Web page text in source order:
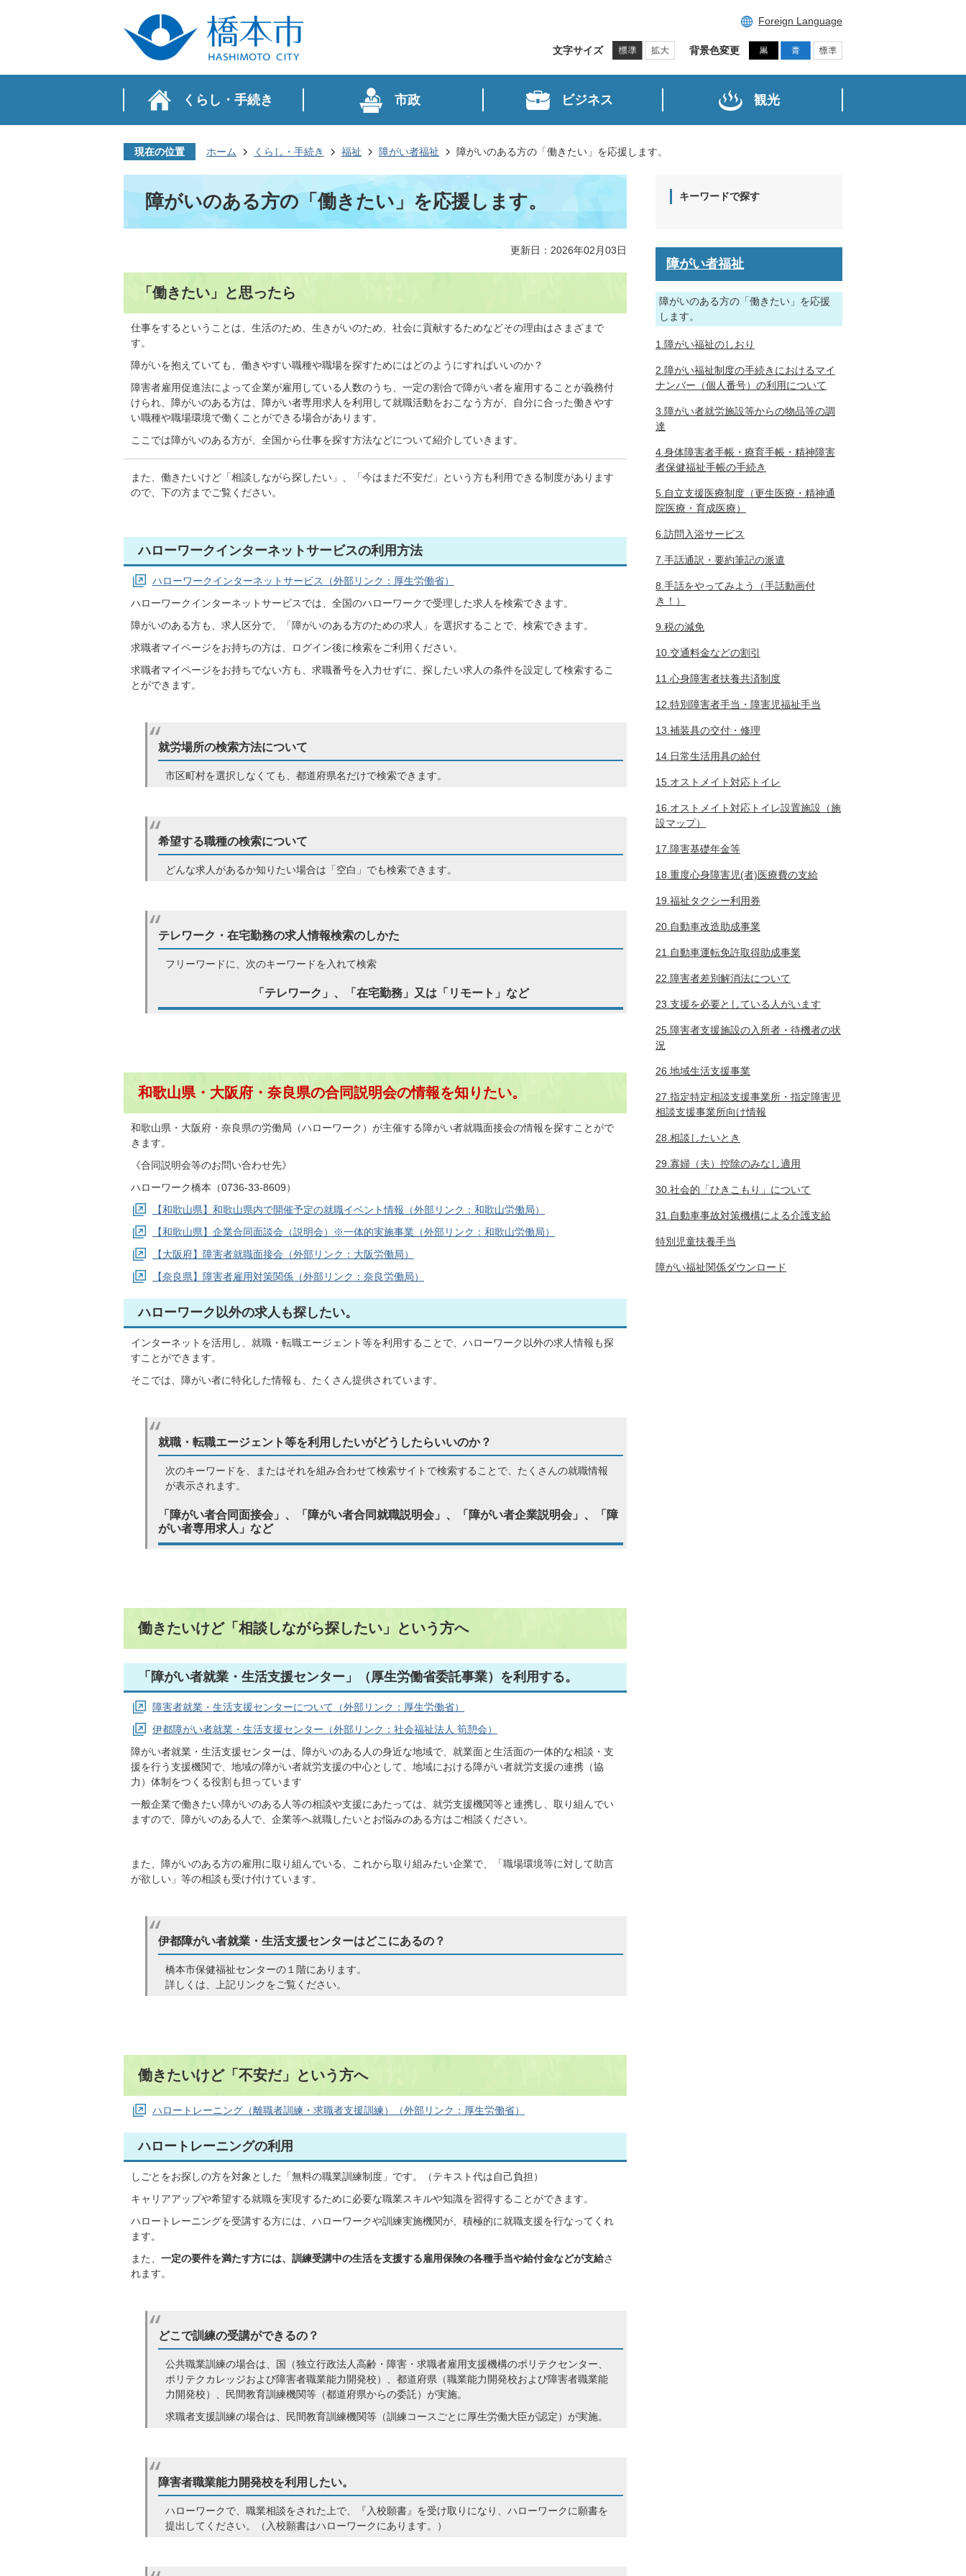
Foreign Language
文字サイズ 背景色変更
くらし・手続き 市政 ビジネス 観光
現在の位置 ホーム くらし・手続き 福祉 障がい者福祉 障がいのある方の「働きたい」を応援します。
障がいのある方の「働きたい」を応援します。
更新日：2026年02月03日
「働きたい」と思ったら
仕事をするということは、生活のため、生きがいのため、社会に貢献するためなどその理由はさまざまで
す。
障がいを抱えていても、働きやすい職種や職場を探すためにはどのようにすればいいのか？
障害者雇用促進法によって企業が雇用している人数のうち、一定の割合で障がい者を雇用することが義務付
けられ、障がいのある方は、 障がい者専用求人を利用して就職活動をおこなう方が、自分に合った働きやす
い職種や職場環境で働くことができる場合があります。
ここでは障がいのある方が、全国から仕事を探す方法などについて紹介していきます。
また、働きたいけど「相談しながら探したい」、「今はまだ不安だ」という方も利用できる制度があります
ので、下の方までご覧ください。
ハローワークインターネットサービスの利用方法
ハローワークインターネットサービス（外部リンク：厚生労働省）
ハローワークインターネットサービスでは、全国のハローワークで受理した求人を検索できます。
障がいのある方も、求人区分で、「障がいのある方のための求人」を選択することで、検索できます。
求職者マイページをお持ちの方は、ログイン後に検索をご利用ください。
求職者マイページをお持ちでない方も、求職番号を入力せずに、探したい求人の条件を設定して検索するこ
とができます。
就労場所の検索方法について
市区町村を選択しなくても、都道府県名だけで検索できます。
希望する職種の検索について
どんな求人があるか知りたい場合は「空白」でも検索できます。
テレワーク・在宅勤務の求人情報検索のしかた
フリーワードに、次のキーワードを入れて検索
「テレワーク」、「在宅勤務」又は「リモート」など
和歌山県・大阪府・奈良県の合同説明会の情報を知りたい。
和歌山県・大阪府・奈良県の労働局（ハローワーク）が主催する障がい者就職面接会の情報を探すことがで
きます。
《合同説明会等のお問い合わせ先》
ハローワーク橋本（0736-33-8609）
【和歌山県】和歌山県内で開催予定の就職イベント情報（外部リンク：和歌山労働局）
【和歌山県】企業合同面談会（説明会）※一体的実施事業（外部リンク：和歌山労働局）
【大阪府】障害者就職面接会（外部リンク：大阪労働局）
【奈良県】障害者雇用対策関係（外部リンク：奈良労働局）
ハローワーク以外の求人も探したい。
インターネットを活用し、就職・転職エージェント等を利用することで、ハローワーク以外の求人情報も探
すことができます。
そこでは、障がい者に特化した情報も、たくさん提供されています。
就職・転職エージェント等を利用したいがどうしたらいいのか？
次のキーワードを、またはそれを組み合わせて検索サイトで検索することで、たくさんの就職情報
が表示されます。
「障がい者合同面接会」、「障がい者合同就職説明会」、「障がい者企業説明会」、「障
がい者専用求人」など
働きたいけど「相談しながら探したい」という方へ
「障がい者就業・生活支援センター」（厚生労働省委託事業）を利用する。
障害者就業・生活支援センターについて（外部リンク：厚生労働省）
伊都障がい者就業・生活支援センター（外部リンク：社会福祉法人 筍憩会）
障がい者就業・生活支援センターは、障がいのある人の身近な地域で、就業面と生活面の一体的な相談・支
援を行う支援機関で、地域の障がい者就労支援の中心として、地域における障がい者就労支援の連携（協
力）体制をつくる役割も担っています
一般企業で働きたい障がいのある人等の相談や支援にあたっては、就労支援機関等と連携し、取り組んでい
ますので、障がいのある人で、企業等へ就職したいとお悩みのある方はご相談ください。
また、障がいのある方の雇用に取り組んでいる、これから取り組みたい企業で、「職場環境等に対して助言
が欲しい」等の相談も受け付けています。
伊都障がい者就業・生活支援センターはどこにあるの？
橋本市保健福祉センターの１階にあります。
詳しくは、上記リンクをご覧ください。
働きたいけど「不安だ」という方へ
ハロートレーニング（離職者訓練・求職者支援訓練）（外部リンク：厚生労働省）
ハロートレーニングの利用
しごとをお探しの方を対象とした「無料の職業訓練制度」です。（テキスト代は自己負担）
キャリアアップや希望する就職を実現するために必要な職業スキルや知識を習得することができます。
ハロートレーニングを受講する方には、ハローワークや訓練実施機関が、積極的に就職支援を行なってくれ
ます。
また、 一定の要件を満たす方には、訓練受講中の生活を支援する雇用保険の各種手当や給付金などが支給さ
れます。
どこで訓練の受講ができるの？
公共職業訓練の場合は、国（独立行政法人高齢・障害・求職者雇用支援機構のポリテクセンター、
ポリテクカレッジおよび障害者職業能力開発校）、都道府県（職業能力開発校および障害者職業能
力開発校）、民間教育訓練機関等（都道府県からの委託）が実施。
求職者支援訓練の場合は、民間教育訓練機関等（訓練コースごとに厚生労働大臣が認定）が実施。
障害者職業能力開発校を利用したい。
ハローワークで、職業相談をされた上で、『入校願書』を受け取りになり、ハローワークに願書を
提出してください。（入校願書はハローワークにあります。）
キーワードで探す
障がい者福祉
障がいのある方の「働きたい」を応援
します。
1.障がい福祉のしおり
2.障がい福祉制度の手続きにおけるマイ
ナンバー（個人番号）の利用について
3.障がい者就労施設等からの物品等の調
達
4.身体障害者手帳・療育手帳・精神障害
者保健福祉手帳の手続き
5.自立支援医療制度（更生医療・精神通
院医療・育成医療）
6.訪問入浴サービス
7.手話通訳・要約筆記の派遣
8.手話をやってみよう（手話動画付
き！）
9.税の減免
10.交通料金などの割引
11.心身障害者扶養共済制度
12.特別障害者手当・障害児福祉手当
13.補装具の交付・修理
14.日常生活用具の給付
15.オストメイト対応トイレ
16.オストメイト対応トイレ設置施設（施
設マップ）
17.障害基礎年金等
18.重度心身障害児(者)医療費の支給
19.福祉タクシー利用券
20.自動車改造助成事業
21.自動車運転免許取得助成事業
22.障害者差別解消法について
23.支援を必要としている人がいます
25.障害者支援施設の入所者・待機者の状
況
26.地域生活支援事業
27.指定特定相談支援事業所・指定障害児
相談支援事業所向け情報
28.相談したいとき
29.寡婦（夫）控除のみなし適用
30.社会的「ひきこもり」について
31.自動車事故対策機構による介護支給
特別児童扶養手当
障がい福祉関係ダウンロード